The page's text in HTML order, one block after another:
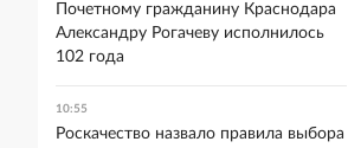
Почетному гражданину Краснодара
Александру Рогачеву исполнилось
102 года
10:55
Роскачество назвало правила выбора